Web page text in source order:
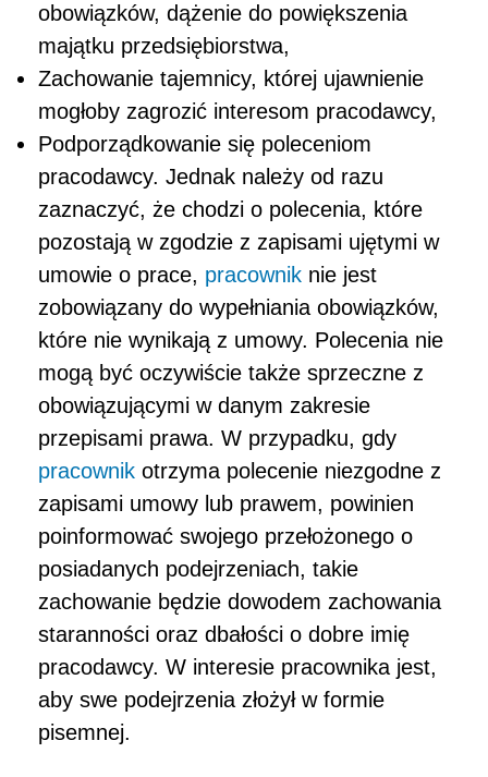
obowiązków, dążenie do powiększenia
majątku przedsiębiorstwa,
Zachowanie tajemnicy, której ujawnienie
mogłoby zagrozić interesom pracodawcy,
Podporządkowanie się poleceniom
pracodawcy. Jednak należy od razu
zaznaczyć, że chodzi o polecenia, które
pozostają w zgodzie z zapisami ujętymi w
umowie o prace, pracownik nie jest
zobowiązany do wypełniania obowiązków,
które nie wynikają z umowy. Polecenia nie
mogą być oczywiście także sprzeczne z
obowiązującymi w danym zakresie
przepisami prawa. W przypadku, gdy
pracownik otrzyma polecenie niezgodne z
zapisami umowy lub prawem, powinien
poinformować swojego przełożonego o
posiadanych podejrzeniach, takie
zachowanie będzie dowodem zachowania
staranności oraz dbałości o dobre imię
pracodawcy. W interesie pracownika jest,
aby swe podejrzenia złożył w formie
pisemnej.